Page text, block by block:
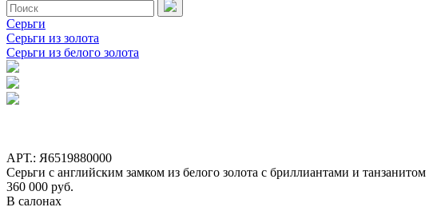
Серьги
Серьги из золота
Серьги из белого золота
АРТ.: Я6519880000
Серьги с английским замком из белого золота с бриллиантами и танзанитом
360 000 руб.
В салонах